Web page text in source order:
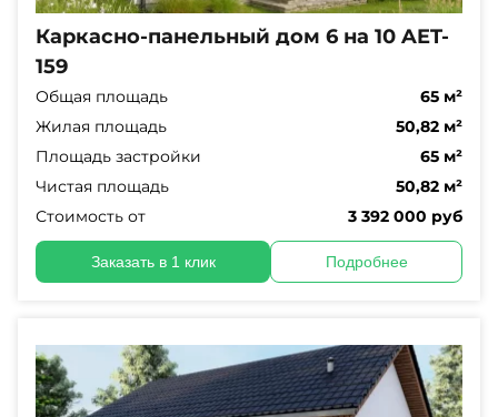
Каркасно-панельный дом 6 на 10 AET-
159
Общая площадь
65 м²
Жилая площадь
50,82 м²
Площадь застройки
65 м²
Чистая площадь
50,82 м²
Стоимость от
3 392 000 руб
Заказать в 1 клик Подробнее